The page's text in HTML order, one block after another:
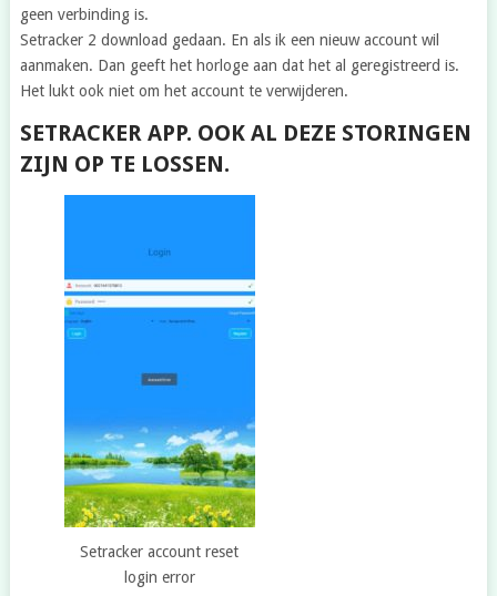
geen verbinding is.
Setracker 2 download gedaan. En als ik een nieuw account wil
aanmaken. Dan geeft het horloge aan dat het al geregistreerd is.
Het lukt ook niet om het account te verwijderen.
SETRACKER APP. OOK AL DEZE STORINGEN
ZIJN OP TE LOSSEN.
Setracker account reset
login error